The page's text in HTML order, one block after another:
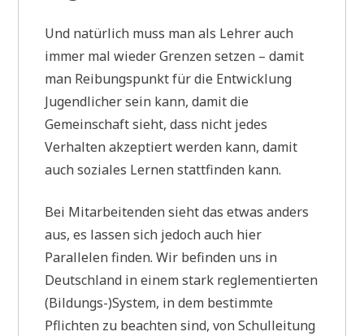
Und natürlich muss man als Lehrer auch
immer mal wieder Grenzen setzen – damit
man Reibungspunkt für die Entwicklung
Jugendlicher sein kann, damit die
Gemeinschaft sieht, dass nicht jedes
Verhalten akzeptiert werden kann, damit
auch soziales Lernen stattfinden kann.
Bei Mitarbeitenden sieht das etwas anders
aus, es lassen sich jedoch auch hier
Parallelen finden. Wir befinden uns in
Deutschland in einem stark reglementierten
(Bildungs-)System, in dem bestimmte
Pflichten zu beachten sind, von Schulleitung